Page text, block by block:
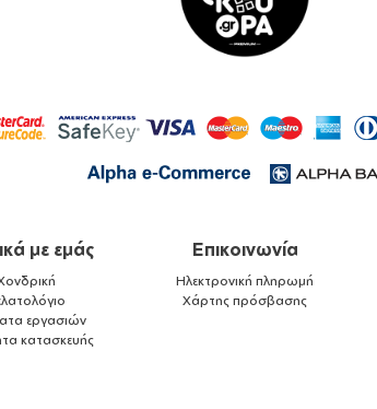
με εμάς
εργασιών
κατασκευής
Επικοινωνία
Ηλεκτρονική πληρωμή
Χάρτης πρόσβασης